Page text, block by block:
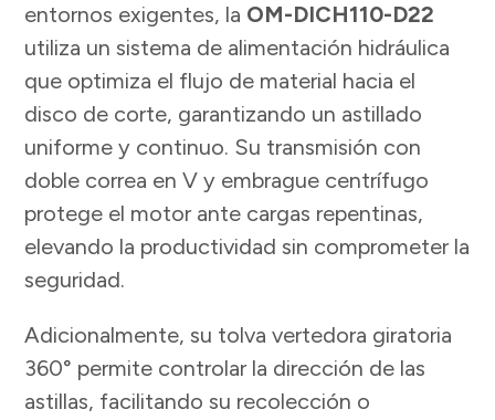
entornos exigentes, la OM-DICH110-D22
utiliza un sistema de alimentación hidráulica
que optimiza el flujo de material hacia el
disco de corte, garantizando un astillado
uniforme y continuo. Su transmisión con
doble correa en V y embrague centrífugo
protege el motor ante cargas repentinas,
elevando la productividad sin comprometer la
seguridad.
Adicionalmente, su tolva vertedora giratoria
360° permite controlar la dirección de las
astillas, facilitando su recolección o